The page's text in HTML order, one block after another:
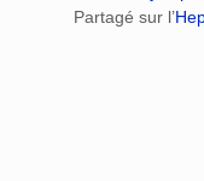
Partagé sur l’